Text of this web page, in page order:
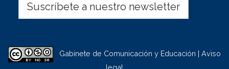
Suscríbete a nuestro newsletter
Gabinete de Comunicación y Educación | Aviso